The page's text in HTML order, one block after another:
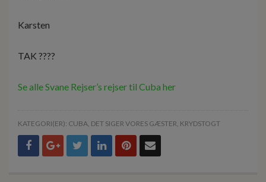
Karsten
TAK ????
Se alle Svane Rejser’s rejser til Cuba her
KATEGORI(ER): CUBA, DET SIGER VORES GÆSTER, KRYDSTOGT